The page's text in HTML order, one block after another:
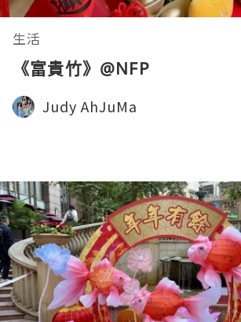
生活
《富貴竹》@NFP
Judy AhJuMa